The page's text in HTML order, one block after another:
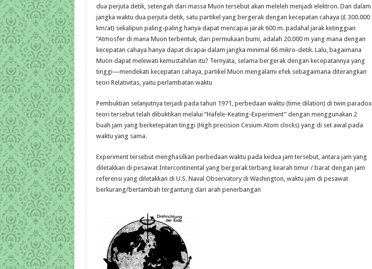
dua perjuta detik, setengah dari massa Muon tersebut akan meleleh menjadi elektron. Dan dalam
jangka waktu dua perjuta detik, satu partikel yang bergerak dengan kecepatan cahaya (£ 300.000
km/at) sekalipun paling-paling hanya dapat mencapai jarak 600 m. padahal jarak ketinggian
“Atmosfer di mana Muon terbentuk, dari permukaan bumi, adalah 20.000 m yang mana dengan
kecepatan cahaya hanya dapat dicapai dalam jangka minimal 66 mikro-detik. Lalu, bagaimana
Muon dapat melewati kemustahilan itu? Ternyata, selama bergerak dengan kecepatannya yang
tinggi—mendekati kecepatan cahaya, partikel Muon mengalami efek sebagaimana diterangkan
teori Relativitas, yaitu perlambatan waktu
Pembuktian selanjutnya terjadi pada tahun 1971, perbedaan waktu (time dilation) di twin paradox
teori tersebut telah dibuktikan melalui “Hafele-Keating-Experiment” dengan menggunakan 2
buah jam yang berketepatan tinggi (High precision Cesium Atom clocks) yang di set awal pada
waktu yang sama.
Experiment tersebut menghasilkan perbedaan waktu pada kedua jam tersebut, antara jam yang
diletakkan di pesawat Intercontinental yang bergerak terbang kearah timur / barat dengan jam
referensi yang diletakkan di U.S. Naval Observatory di Washington, waktu jam di pesawat
berkurang/bertambah tergantung dari arah penerbangan